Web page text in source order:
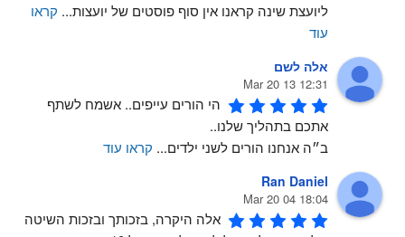
ליועצת שינה קראנו אין סוף פוסטים של יועצות... קראו
עוד
אלה לשם
12:31 13 Mar 20
אתכם בתהליך שלנו..
ב״ה אנחנו הורים לשני ילדים... קראו עוד
Ran Daniel
18:04 04 Mar 20